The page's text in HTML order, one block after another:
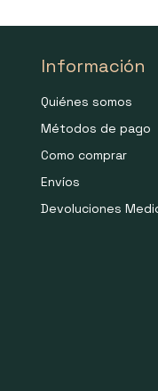
Información
Quiénes somos
Métodos de pago
Como comprar
Envíos
Devoluciones